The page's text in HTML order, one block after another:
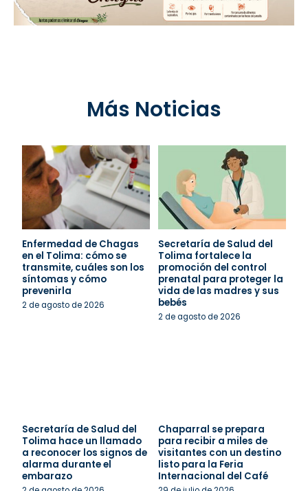
Más Noticias
Enfermedad de Chagas
en el Tolima: cómo se
transmite, cuáles son los
síntomas y cómo
prevenirla
2 de agosto de 2026
Secretaría de Salud del
Tolima fortalece la
promoción del control
prenatal para proteger la
vida de las madres y sus
bebés
2 de agosto de 2026
Secretaría de Salud del
Tolima hace un llamado
a reconocer los signos de
alarma durante el
embarazo
Chaparral se prepara
para recibir a miles de
visitantes con un destino
listo para la Feria
Internacional del Café